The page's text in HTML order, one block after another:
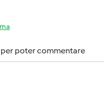
per poter commentare